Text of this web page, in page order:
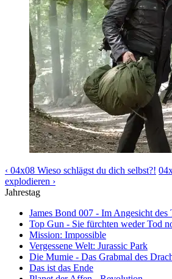
‹ 04x08 Wieso schlägst du dich selbst?!
explodieren ›
Jahrestag
James Bond 007 - Im Angesicht des
Top Gun - Sie fürchten weder Tod
Mission: Impossible
Vergessene Welt: Jurassic Park
Die Mumie - Das Grabmal des
Das ist das Ende